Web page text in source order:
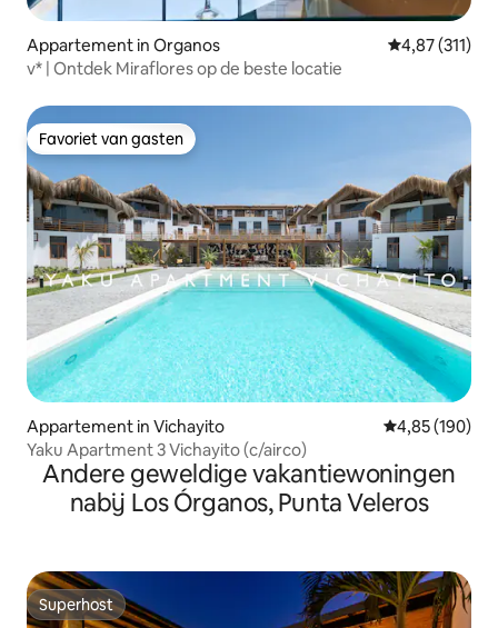
Appartement in Organos Gemiddelde
4,87 (311)
v* | Ontdek Miraflores op de beste locatie
Favoriet van gasten
Favoriet van gasten
Appartement in Vichayito Gemiddelde
4,85 (190)
Yaku Apartment 3 Vichayito (c/airco)
Andere geweldige vakantiewoningen
nabij Los Órganos, Punta Veleros
Superhost
Superhost